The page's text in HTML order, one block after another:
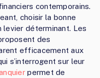
contemporains.
choisir la bonne
levier déterminant. Les
des
efficacement aux
s’interrogent sur leur
permet de